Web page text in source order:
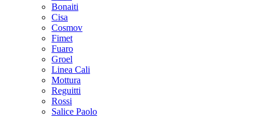
Bonaiti
Cisa
Cosmov
Fimet
Fuaro
Groel
Linea Cali
Mottura
Reguitti
Rossi
Salice Paolo